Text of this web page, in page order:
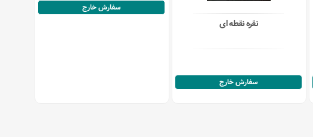
نقره نقطه ای
سفارش خارج
سفارش خارج